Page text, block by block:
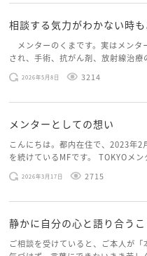
相談する気力がわかない時
メンターのくまです。実はメンタ
され、手術、抗がん剤、放射線治療
スを体験していて、しばらくメンタ
いませんでした。体力だけでなく、
2026年5月8日 3214
メンターとしての想い
こんにちは。都内在住で、2023年2
を続けているMFです。 TOKYOメ
げたいという想いから、勇気を出し
稿してみようと思います。少し自分
2026年3月17日 2715
静かに自分の心と語り合うこ
ご相談を受けていると、ご本人が「